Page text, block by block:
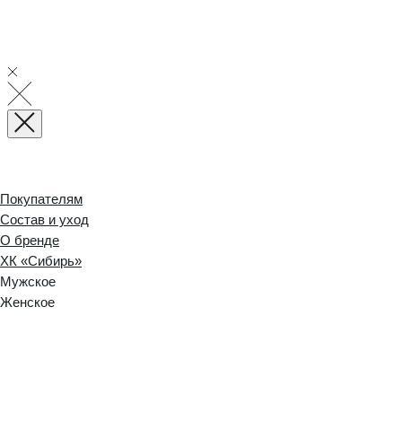
Покупателям
Состав и уход
О бренде
ХК «Сибирь»
Мужское
Женское